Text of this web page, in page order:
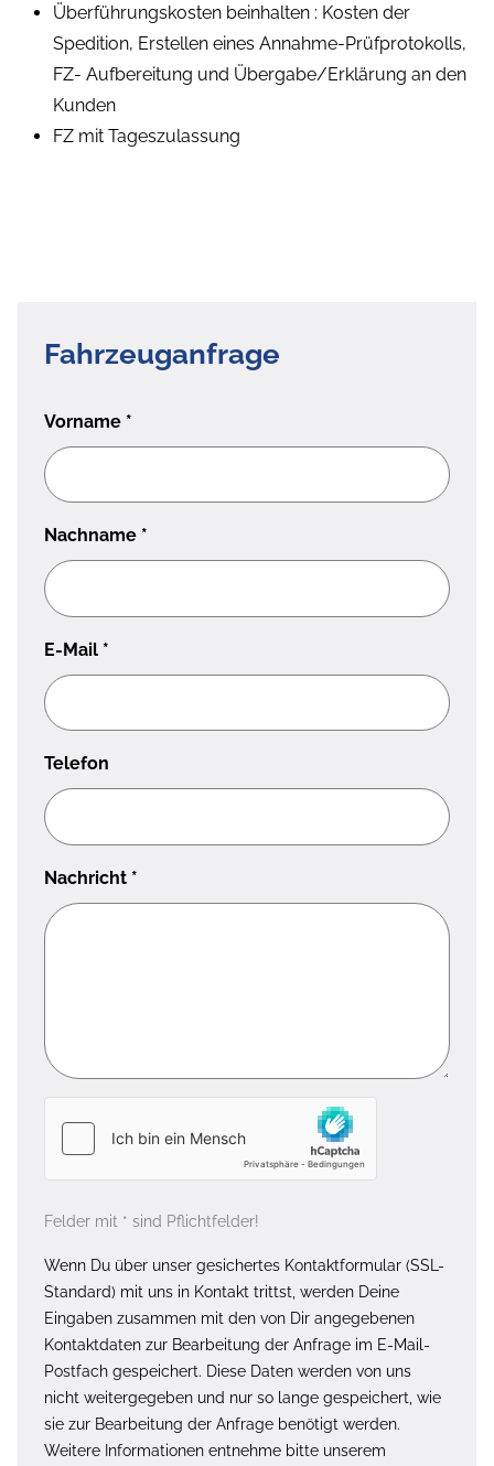
Überführungskosten beinhalten : Kosten der
Spedition, Erstellen eines Annahme-Prüfprotokolls,
FZ- Aufbereitung und Übergabe/Erklärung an den
Kunden
FZ mit Tageszulassung
Fahrzeuganfrage
Vorname *
Nachname *
E-Mail *
Telefon
Nachricht *
Felder mit * sind Pflichtfelder!
Wenn Du über unser gesichertes Kontaktformular (SSL-
Standard) mit uns in Kontakt trittst, werden Deine
Eingaben zusammen mit den von Dir angegebenen
Kontaktdaten zur Bearbeitung der Anfrage im E-Mail-
Postfach gespeichert. Diese Daten werden von uns
nicht weitergegeben und nur so lange gespeichert, wie
sie zur Bearbeitung der Anfrage benötigt werden.
Weitere Informationen entnehme bitte unserem